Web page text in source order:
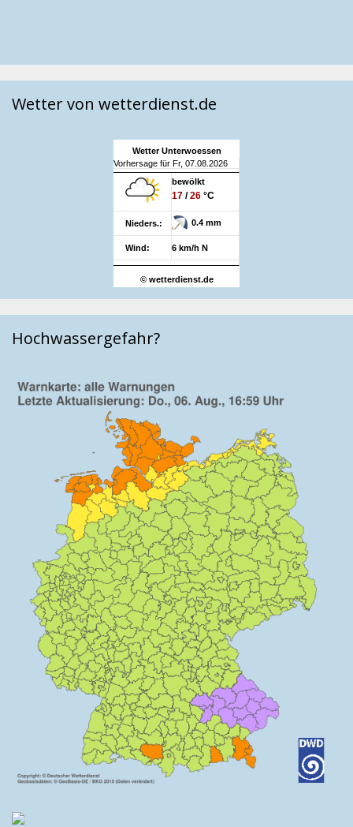
Wetter von wetterdienst.de
Wetter Unterwoessen
Vorhersage für Fr, 07.08.2026
bewölkt
17 /26 °C
Nieders.: 0.4 mm
Wind: 6 km/h N
© wetterdienst.de
Hochwassergefahr?